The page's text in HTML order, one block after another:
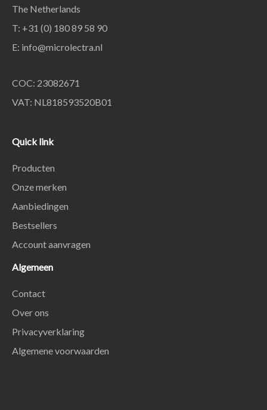
The Netherlands
T: +31 (0) 180 89 58 90
E: info@microlectra.nl
COC: 23082671
VAT: NL818593520B01
Quick link
Producten
Onze merken
Aanbiedingen
Bestsellers
Account aanvragen
Algemeen
Contact
Over ons
Privacyverklaring
Algemene voorwaarden